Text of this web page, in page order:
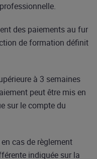
des paiements au fur
de formation définit
à 3 semaines
peut être mis en
sur le compte du
cas de règlement
indiquée sur la